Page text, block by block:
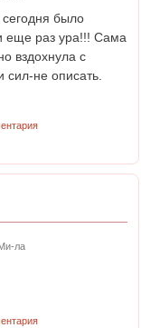
было
еще раз ура!!! Сама
вздохнула с
сил-не описать.
ла